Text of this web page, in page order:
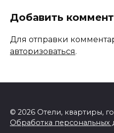
Добавить
Для отправки
авторизоваться.
© 2026 Отели, квартиры,
Обработка персональных